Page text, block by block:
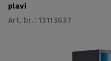
plavi
Art. br. :13113537